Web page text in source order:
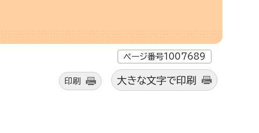
ページ番号1007689
印刷 大きな文字で印刷